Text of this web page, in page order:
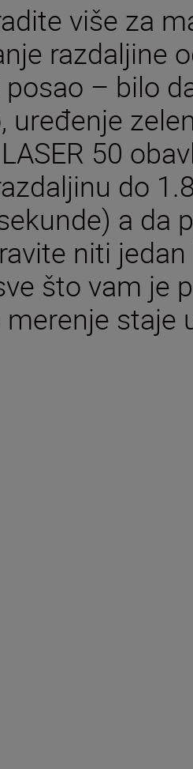
više za
razdaljine
– bilo
uređenje
50
do
a da
niti jedan
što vam je
staje